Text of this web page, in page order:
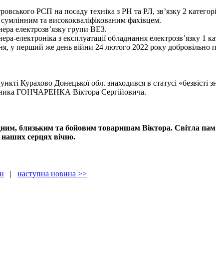
РСП на посаду техніка з РН та РЛ, зв’язку 2
та висококваліфікованим фахівцем.
електрозв’язку групи ВЕЗ.
електроніка з експлуатації обладнання електрозв’язку 1
у перший же день війни 24 лютого 2022 року добровільно
Курахово Донецької обл. знаходився в статусі
ГОНЧАРЕНКА Віктора Сергійовича.
близьким та бойовим товаришам Віктора. Світла
серцях вічно.
| наступна новина >>